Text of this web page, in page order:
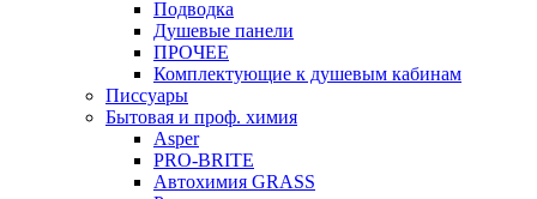
Подводка
Душевые панели
ПРОЧЕЕ
Комплектующие к душевым кабинам
Писсуары
Бытовая и проф. химия
Asper
PRO-BRITE
Автохимия GRASS